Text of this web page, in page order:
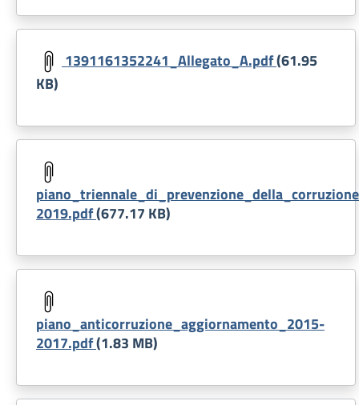
1391161352241_Allegato_A.pdf(61.95
KB)
2019.pdf(677.17 KB)
piano_anticorruzione_aggiornamento_2015-
2017.pdf(1.83 MB)